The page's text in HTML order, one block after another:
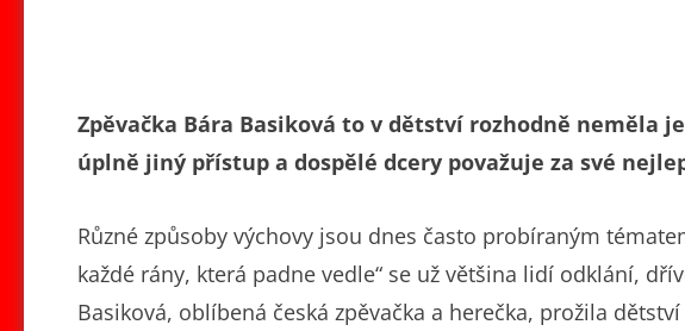
Zpěvačka Bára Basiková to v dětství rozhodně neměla
úplně jiný přístup a dospělé dcery považuje za své
Různé způsoby výchovy jsou dnes často probíraným
každé rány, která padne vedle“ se už většina lidí odklání,
Basiková, oblíbená česká zpěvačka a herečka, prožila